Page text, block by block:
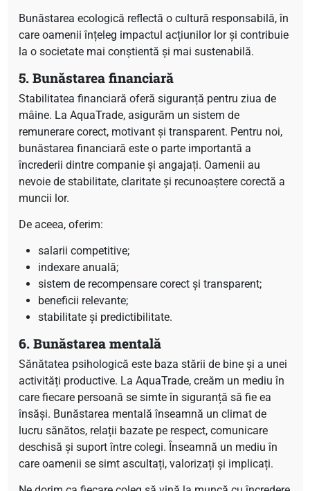
Bunăstarea ecologică reflectă o cultură responsabilă, în
care oamenii înțeleg impactul acțiunilor lor și contribuie
la o societate mai conștientă și mai sustenabilă.
5. Bunăstarea financiară
Stabilitatea financiară oferă siguranță pentru ziua de
mâine. La AquaTrade, asigurăm un sistem de
remunerare corect, motivant și transparent. Pentru noi,
bunăstarea financiară este o parte importantă a
încrederii dintre companie și angajați. Oamenii au
nevoie de stabilitate, claritate și recunoaștere corectă a
muncii lor.
De aceea, oferim:
salarii competitive;
indexare anuală;
sistem de recompensare corect și transparent;
beneficii relevante;
stabilitate și predictibilitate.
6. Bunăstarea mentală
Sănătatea psihologică este baza stării de bine și a unei
activități productive. La AquaTrade, creăm un mediu în
care fiecare persoană se simte în siguranță să fie ea
însăși. Bunăstarea mentală înseamnă un climat de
lucru sănătos, relații bazate pe respect, comunicare
deschisă și suport între colegi. Înseamnă un mediu în
care oamenii se simt ascultați, valorizați și implicați.